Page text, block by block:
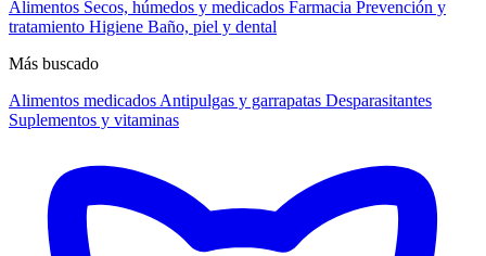
Alimentos Secos, húmedos y medicados Farmacia Prevención y
tratamiento Higiene Baño, piel y dental
Más buscado
Alimentos medicados Antipulgas y garrapatas Desparasitantes
Suplementos y vitaminas